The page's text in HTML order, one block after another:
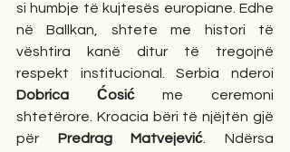
si humbje të kujtesës europiane. Edhe
në Ballkan, shtete me histori të
vështira kanë ditur të tregojnë
Dobrica Ćosić me ceremoni
shtetërore. Kroacia bëri të njëjtën gjë
për Predrag Matvejević . Ndërsa